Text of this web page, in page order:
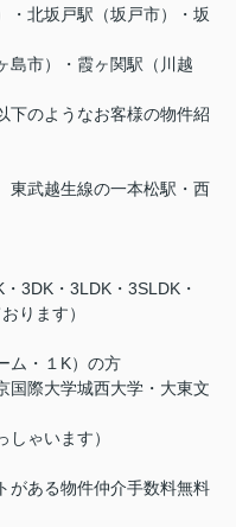
・北坂戸駅（坂戸市）・坂
島市）・霞ヶ関駅（川越
下のようなお客様の物件紹
武越生線の一本松駅・西
3DK・3LDK・3SLDK・
ります）
ム・１K）の方
国際大学城西大学・大東文
ゃいます）
ある物件仲介手数料無料